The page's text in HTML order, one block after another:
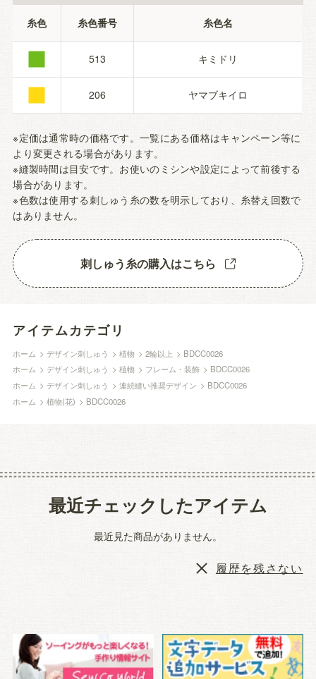
糸色 糸色番号 糸色名
■ 513 キミドリ
■ 206 ヤマブキイロ
※定価は通常時の価格です。一覧にある価格はキャンペーン等に
より変更される場合があります。
※縫製時間は目安です。お使いのミシンや設定によって前後する
場合があります。
※色数は使用する刺しゅう糸の数を明示しており、糸替え回数で
はありません。
刺しゅう糸の購入はこちら
アイテムカテゴリ
ホーム >デザイン刺しゅう >植物 >2輪以上 > BDCC0026
ホーム >デザイン刺しゅう >植物 > フレーム・装飾 > BDCC0026
ホーム >デザイン刺しゅう >連続縫い推奨デザイン > BDCC0026
ホーム >植物(花) > BDCC0026
最近チェックしたアイテム
最近見た商品がありません。
履歴を残さない